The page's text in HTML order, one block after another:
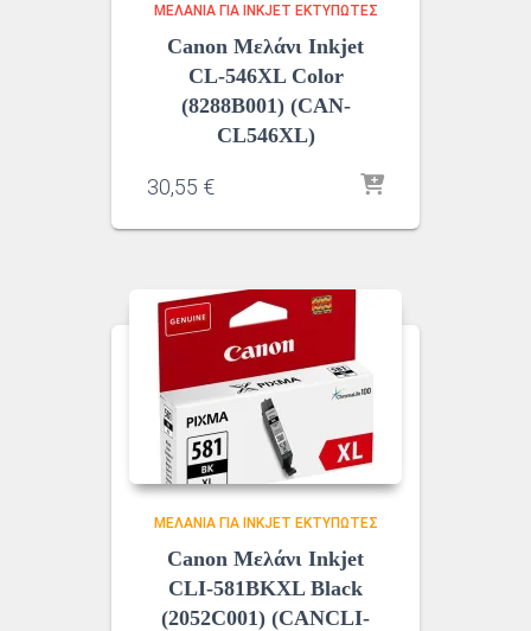
ΜΕΛΆΝΙΑ ΓΙΑ INKJET ΕΚΤΥΠΩΤΈΣ
Canon Μελάνι Inkjet
CL-546XL Color
(8288B001) (CAN-
CL546XL)
30,55 €
ΜΕΛΆΝΙΑ ΓΙΑ INKJET ΕΚΤΥΠΩΤΈΣ
Canon Μελάνι Inkjet
CLI-581BKXL Black
(2052C001) (CANCLI-